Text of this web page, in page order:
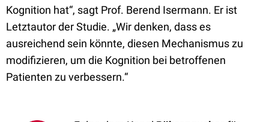
Kognition hat“, sagt Prof. Berend Isermann. Er ist
Letztautor der Studie. „Wir denken, dass es
ausreichend sein könnte, diesen Mechanismus zu
modifizieren, um die Kognition bei betroffenen
Patienten zu verbessern.“